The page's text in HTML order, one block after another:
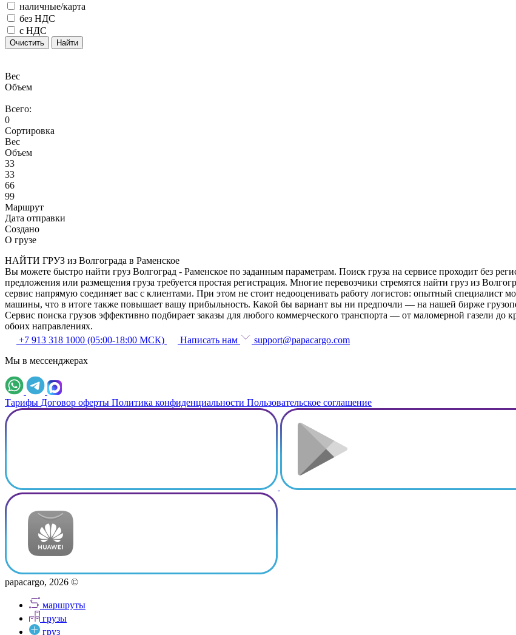
наличные/карта
без НДС
с НДС
Очистить Найти
Вес
Объем
Всего:
0
Сортировка
Вес
Объем
33
33
66
99
Маршрут
Дата отправки
Создано
О грузе
НАЙТИ ГРУЗ из Волгограда в Раменское
Вы можете быстро найти груз Волгоград - Раменское по заданным параметрам. Поиск груза на сервисе проходит без
предложения или размещения груза требуется простая регистрация. Многие перевозчики стремятся найти груз из
сервис напрямую соединяет вас с клиентами. При этом не стоит недооценивать работу логистов: опытный специалист
машины, что в итоге также повышает вашу прибыльность. Какой бы вариант вы ни предпочли — на нашей бирже
Сервис поиска грузов эффективно подбирает заказы для любого коммерческого транспорта — от маломерной газели
обоих направлениях.
+7 913 318 1000 (05:00-18:00 МСК)
Написать нам
support@papacargo.com
Мы в мессенджерах
Тарифы Договор оферты Политика конфиденциальности Пользовательское соглашение
papacargo, 2026 ©
маршруты
грузы
груз